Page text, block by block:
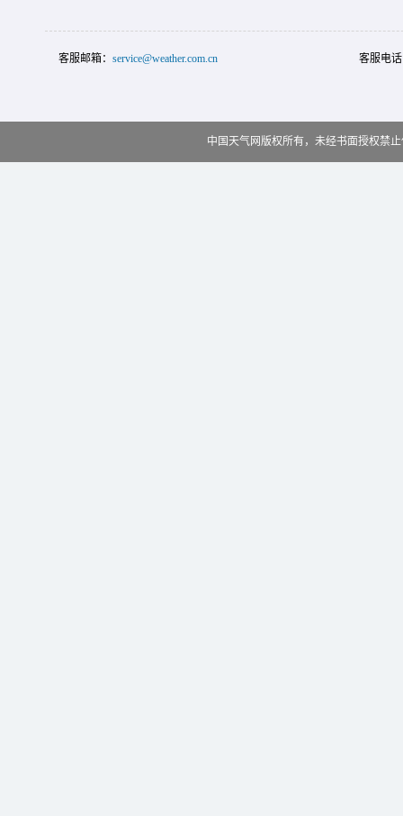
客服邮箱： service@weather.com.cn 客服电
中国天气网版权所有，未经书面授权